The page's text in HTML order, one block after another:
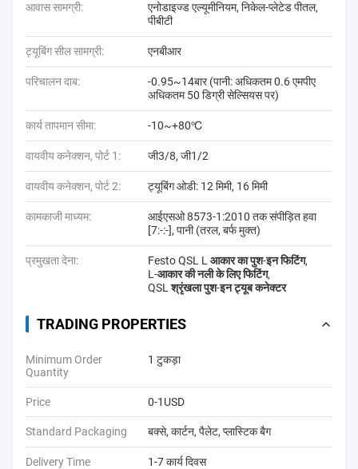
आवास सामग्री:
एनोडाइज्ड एल्यूमीनियम, निकेल-प्लेटेड पीतल,
पीबीटी
ट्यूबिंग सील सामग्री: एनबीआर
परिचालन दाब:
-0.95~14बार (पानी: अधिकतम 0.6 एमपीए
अधिकतम 50 डिग्री सेल्सियस पर)
कार्य तापमान सीमा: -10~+80℃
वायवीय कनेक्शन, पोर्ट 1: जी3/8, जी1/2
वायवीय कनेक्शन, पोर्ट 2: ट्यूबिंग ओडी: 12 मिमी, 16 मिमी
कामकाजी माध्यम:
आईएसओ 8573-1:2010 तक संपीड़ित हवा
[7:-:-], पानी (तरल, बर्फ मुक्त)
प्रमुखता देना: Festo QSL L आकार का पुश-इन फिटिंग,
L-आकार की नली के लिए फिटिंग,
QSL श्रृंखला पुश-इन ट्यूब कनेक्टर
TRADING PROPERTIES
Minimum Order
Quantity
1 टुकड़ा
Price 0-1USD
Standard Packaging बक्से, कार्टन, पैलेट, प्लास्टिक बैग
Delivery Time 1-7 कार्य दिवस